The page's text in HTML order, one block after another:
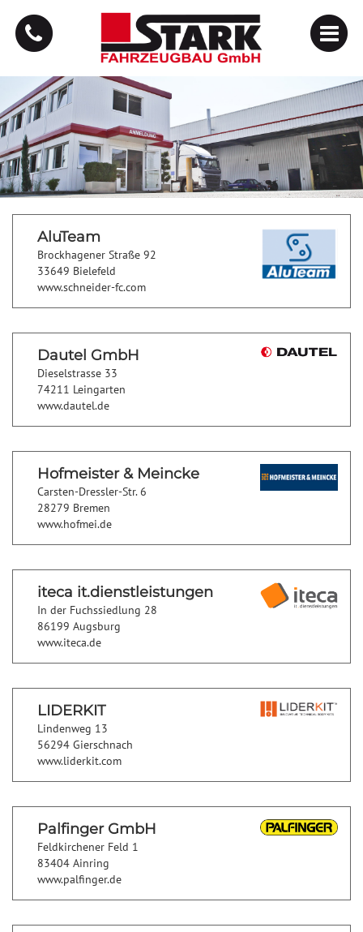
AluTeam
Brockhagener Straße 92
33649 Bielefeld
www.schneider-fc.com
Dautel GmbH
Dieselstrasse 33
74211 Leingarten
www.dautel.de
Hofmeister & Meincke
Carsten-Dressler-Str. 6
28279 Bremen
www.hofmei.de
iteca it.dienstleistungen
In der Fuchssiedlung 28
86199 Augsburg
www.iteca.de
LIDERKIT
Lindenweg 13
56294 Gierschnach
www.liderkit.com
Palfinger GmbH
Feldkirchener Feld 1
83404 Ainring
www.palfinger.de